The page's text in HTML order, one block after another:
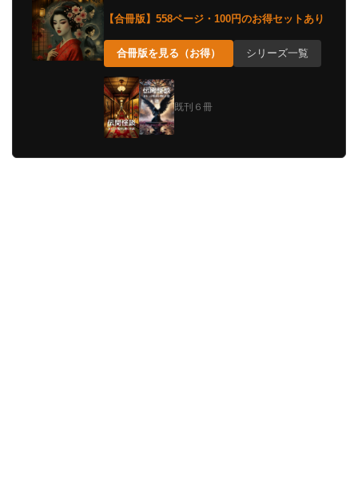
【合冊版】558ページ・100円のお得セットあり
合冊版を見る（お得） シリーズ一覧
既刊６冊